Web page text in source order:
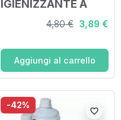
IGIENIZZANTE A
IPOCLORITO DI
ANTIMICROBICO AD
AMPIO SPETTRO
11000PPM CLORO
250ML
4,80 € 3,89 €
Aggiungi al carrello
-42%
favorite_border